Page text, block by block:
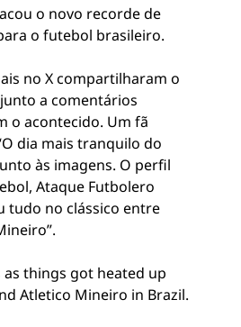
o novo recorde de
o futebol brasileiro.
no X compartilharam o
a comentários
o acontecido. Um fã
dia mais tranquilo do
às imagens. O perfil
Ataque Futbolero
tudo no clássico entre
things got heated up
Atletico Mineiro in Brazil.